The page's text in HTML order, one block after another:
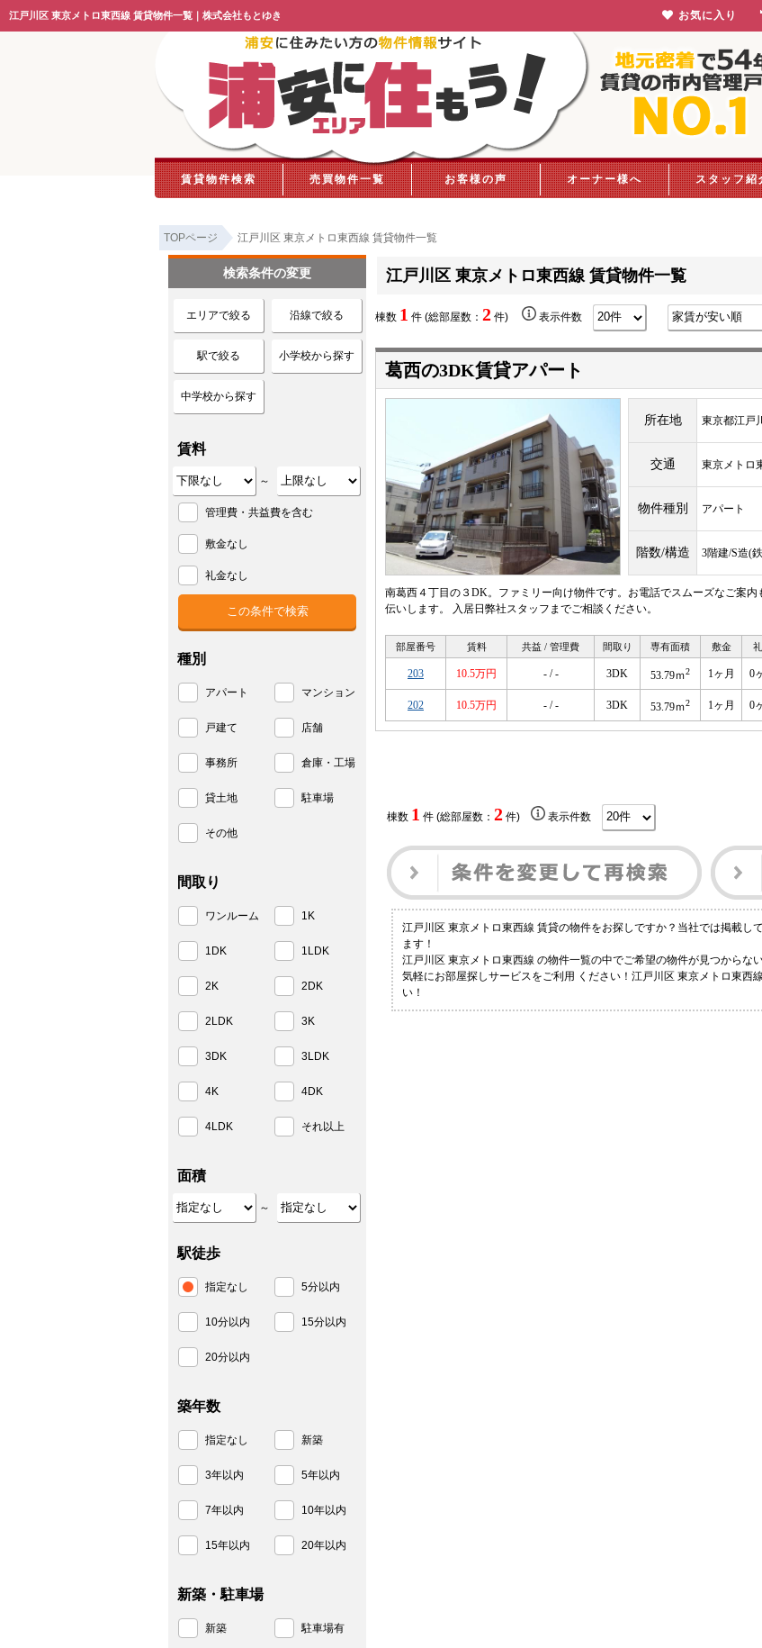
江戸川区 東京メトロ東西線 賃貸物件一覧｜株式会社もとゆき
賃貸物件検索 売買物件一覧 お客様の声 オーナー様へ スタッフ紹
TOPページ 江戸川区 東京メトロ東西線 賃貸物件一覧
江戸川区 東京メトロ東西線 賃貸物件一覧
棟数 1 件 (総部屋数： 2 件) 表示件数
葛西の3DK賃貸アパート
所在地 東京都江戸
交通 東京メトロ
物件種別 アパート
階数/構造 3階建/S造(
南葛西４丁目の３DK。ファミリー向け物件です。お電話でスムーズなご案
伝いします。 入居日弊社スタッフまでご相談ください。
部屋番号 賃料 共益 / 管理費 間取り 専有面積 敷金
203 10.5万円 - / - 3DK 53.79ｍ2 1ヶ月 0
202 10.5万円 - / - 3DK 53.79ｍ2 1ヶ月 0
棟数 1 件 (総部屋数： 2件) 表示件数
江戸川区 東京メトロ東西線 賃貸の物件をお探しですか？当社では掲載し
ます！
江戸川区 東京メトロ東西線 の物件一覧の中でご希望の物件が見つからな
気軽にお部屋探しサービスをご利用 ください！江戸川区 東京メトロ東西
い！
検索条件の変更
エリアで絞る 沿線で絞る
駅で絞る 小学校から探す
中学校から探す
賃料
～
管理費・共益費を含む
敷金なし
礼金なし
種別
アパート マンション
戸建て 店舗
事務所 倉庫・工場
貸土地 駐車場
その他
間取り
ワンルーム 1K
1DK 1LDK
2K 2DK
2LDK 3K
3DK 3LDK
4K 4DK
4LDK それ以上
面積
～
駅徒歩
指定なし 5分以内
10分以内 15分以内
20分以内
築年数
指定なし 新築
3年以内 5年以内
7年以内 10年以内
15年以内 20年以内
新築・駐車場
新築 駐車場有
お気に入り